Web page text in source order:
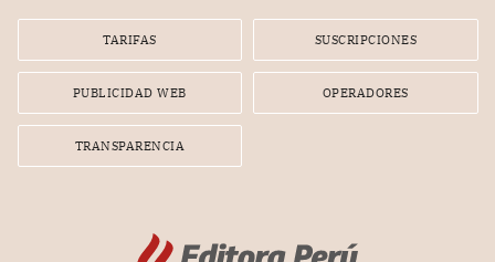
TARIFAS SUSCRIPCIONES
PUBLICIDAD WEB OPERADORES
TRANSPARENCIA